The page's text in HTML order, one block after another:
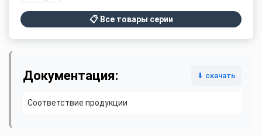
📋 Все товары серии
Документация: ⬇ скачать
Соответствие продукции